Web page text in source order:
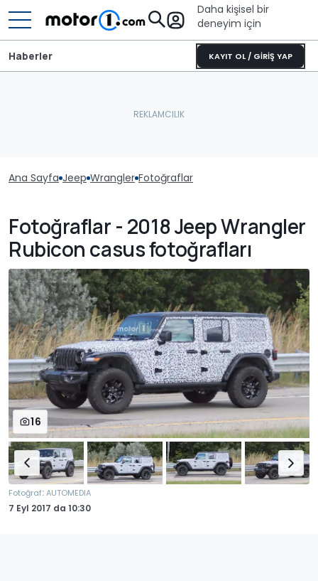
Daha kişisel bir
deneyim için
KAYIT OL / GİRİŞ YAP
Haberler
Ana Sayfa Jeep Wrangler Fotoğraflar
Fotoğraflar - 2018 Jeep Wrangler
Rubicon casus fotoğrafları
16
Fotoğraf:AUTOMEDIA
7 Eyl 2017 da 10:30